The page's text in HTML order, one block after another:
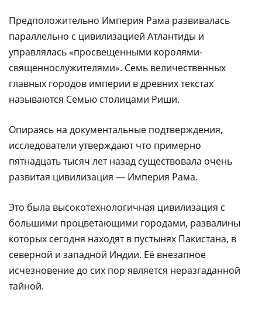
Предположительно Империя Рама развивалась
параллельно с цивилизацией Атлантиды и
управлялась «просвещенными королями-
священнослужителями». Семь величественных
главных городов империи в древних текстах
называются Семью столицами Риши.
Опираясь на документальные подтверждения,
исследователи утверждают что примерно
пятнадцать тысяч лет назад существовала очень
развитая цивилизация — Империя Рама.
Это была высокотехнологичная цивилизация с
большими процветающими городами, развалины
которых сегодня находят в пустынях Пакистана, в
северной и западной Индии. Её внезапное
исчезновение до сих пор является неразгаданной
тайной.